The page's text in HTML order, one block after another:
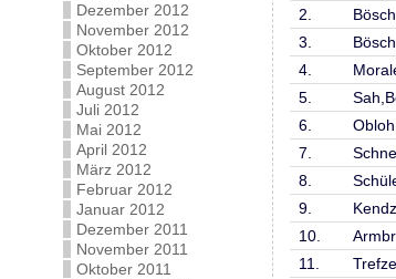
Dezember 2012
November 2012
Oktober 2012
September 2012
August 2012
Juli 2012
Mai 2012
April 2012
März 2012
Februar 2012
Januar 2012
Dezember 2011
November 2011
Oktober 2011
2.
3.
4.
5.
6.
7.
8.
9.
10.
11.